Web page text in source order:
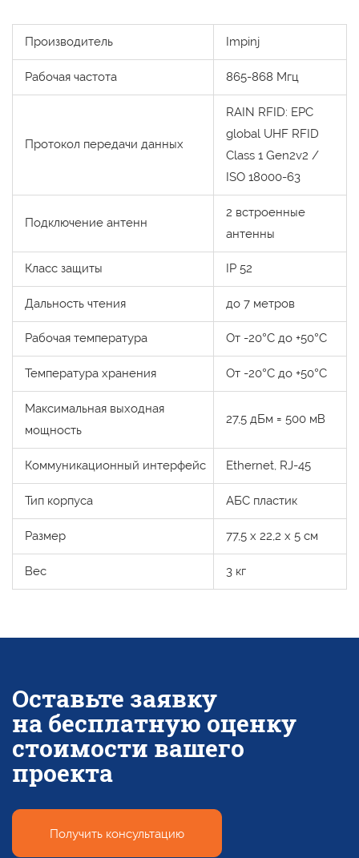
Производитель Impinj
Рабочая частота 865-868 Мгц
Протокол передачи данных
RAIN RFID: EPC
global UHF RFID
Class 1 Gen2v2 /
ISO 18000-63
Подключение антенн
2 встроенные
антенны
Класс защиты IP 52
Дальность чтения до 7 метров
Рабочая температура От -20°С до +50°С
Температура хранения От -20°С до +50°С
Максимальная выходная
мощность
27,5 дБм = 500 мВ
Коммуникационный интерфейс Ethernet, RJ-45
Тип корпуса АБС пластик
Размер 77,5 х 22,2 х 5 см
Вес 3 кг
Оставьте заявку
на бесплатнуюоценку
стоимости вашего
проекта
Получить консультацию